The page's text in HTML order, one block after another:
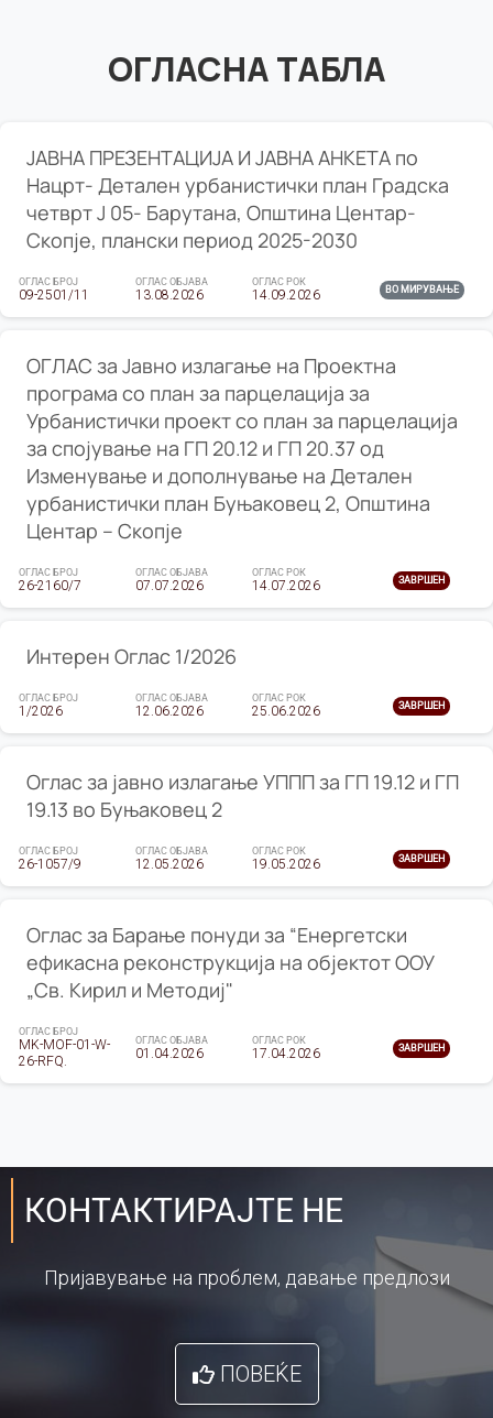
ОГЛАСНА ТАБЛА
ЈАВНА ПРЕЗЕНТАЦИЈА И ЈАВНА АНКЕТА по
Нацрт- Детален урбанистички план Градска
четврт Ј 05- Барутана, Општина Центар-
Скопје, плански период 2025-2030
ОГЛАС БРОЈ
09-2501/11
ОГЛАС ОБЈАВА
13.08.2026
ОГЛАС РОК
14.09.2026 ВО МИРУВАЊЕ
ОГЛАС за Јавно излагање на Проектна
програма со план за парцелација за
Урбанистички проект со план за парцелација
за спојување на ГП 20.12 и ГП 20.37 од
Изменување и дополнување на Детален
урбанистички план Буњаковец 2, Општина
Центар – Скопје
ОГЛАС БРОЈ
26-2160/7
ОГЛАС ОБЈАВА
07.07.2026
ОГЛАС РОК
14.07.2026 ЗАВРШЕН
Интерен Оглас 1/2026
ОГЛАС БРОЈ
1/2026
ОГЛАС ОБЈАВА
12.06.2026
ОГЛАС РОК
25.06.2026 ЗАВРШЕН
Оглас за јавно излагање УППП за ГП 19.12 и ГП
19.13 во Буњаковец 2
ОГЛАС БРОЈ
26-1057/9
ОГЛАС ОБЈАВА
12.05.2026
ОГЛАС РОК
19.05.2026 ЗАВРШЕН
Оглас за Барање понуди за “Енергетски
ефикасна реконструкција на објектот ООУ
„Св. Кирил и Методиј"
ОГЛАС БРОЈ
MK-MOF-01-W-
26-RFQ.
ОГЛАС ОБЈАВА
01.04.2026
ОГЛАС РОК
17.04.2026 ЗАВРШЕН
КОНТАКТИРАЈТЕ НЕ
Пријавување на проблем, давање предлози
ПОВЕЌЕ